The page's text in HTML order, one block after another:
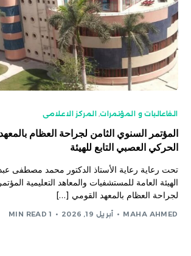
الفاعاليات و المؤتمرات, المركز الاعلامى
المؤتمر السنوي الثامن لجراحة العظام
الحركي العصبي التابع للهيئة
تحت رعاية رعاية الأستاذ الدكتور محمد مصطفى
الهيئة العامة للمستشفيات والمعاهد التعليمية
لجراحة العظام بالمعهد القومي […]
MAHA AHMED أبريل 19, 2026 1 MIN READ